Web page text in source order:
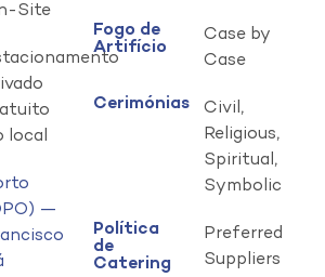
Site
local
—
Fogo de
Artifício
Case by
Case
Cerimónias
Civil,
Religious,
Spiritual,
Symbolic
Política
de
Catering
Preferred
Suppliers